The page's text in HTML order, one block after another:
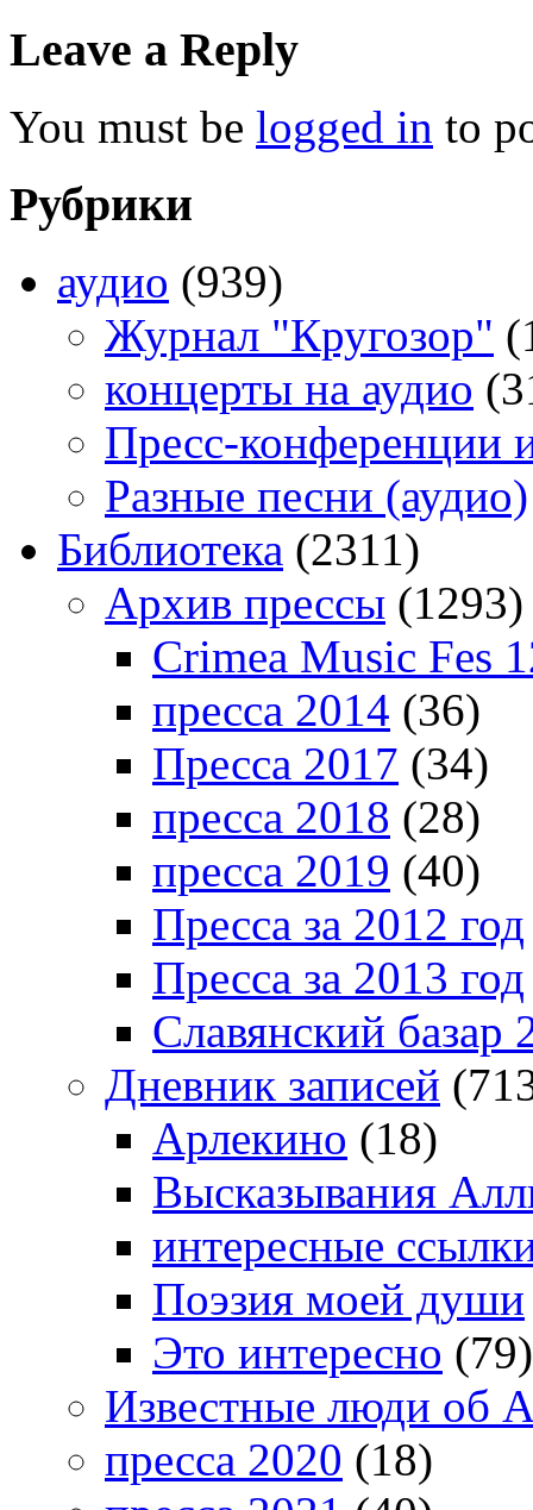
Leave a Reply
You must be logged in to
Рубрики
аудио (939)
Журнал "Кругозор"
концерты на аудио
Пресс-конференции
Разные песни (аудио)
Библиотека (2311)
Архив прессы (1293)
Crimea Music Fes
пресса 2014 (36)
Пресса 2017 (34)
пресса 2018 (28)
пресса 2019 (40)
Пресса за 2012 год
Пресса за 2013 год
Славянский базар
Дневник записей
Арлекино (18)
Высказывания
интересные
Поэзия моей души
Это интересно (79)
Известные люди об
пресса 2020 (18)